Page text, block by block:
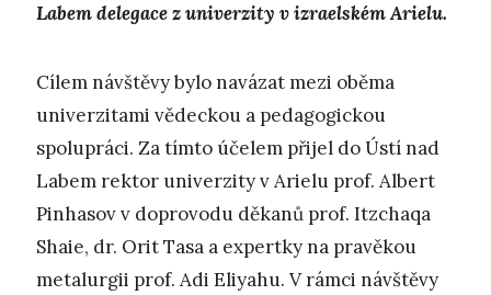
Labem delegace z univerzity v izraelském Arielu.
Cílem návštěvy bylo navázat mezi oběma
univerzitami vědeckou a pedagogickou
spolupráci. Za tímto účelem přijel do Ústí nad
Labem rektor univerzity v Arielu prof. Albert
Pinhasov v doprovodu děkanů prof. Itzchaqa
Shaie, dr. Orit Tasa a expertky na pravěkou
metalurgii prof. Adi Eliyahu. V rámci návštěvy